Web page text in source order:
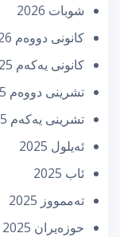
شوبات 2026
كانونی دووه‌م 2026
كانونی یه‌كه‌م 2025
تشرینی دووه‌م 2025
تشرینی یه‌كه‌م 2025
ئه‌یلول 2025
ئاب 2025
تەممووز 2025
حوزه‌یران 2025